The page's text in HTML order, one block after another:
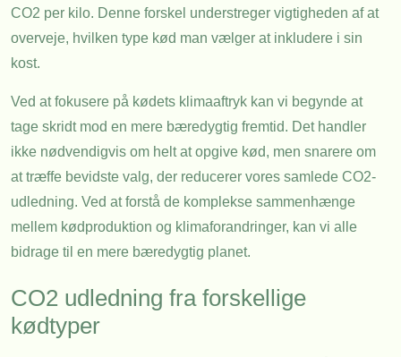
CO2 per kilo. Denne forskel understreger vigtigheden af at
overveje, hvilken type kød man vælger at inkludere i sin
kost.
Ved at fokusere på kødets klimaaftryk kan vi begynde at
tage skridt mod en mere bæredygtig fremtid. Det handler
ikke nødvendigvis om helt at opgive kød, men snarere om
at træffe bevidste valg, der reducerer vores samlede CO2-
udledning. Ved at forstå de komplekse sammenhænge
mellem kødproduktion og klimaforandringer, kan vi alle
bidrage til en mere bæredygtig planet.
CO2 udledning fra forskellige
kødtyper